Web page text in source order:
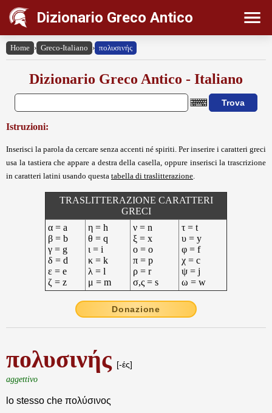
Dizionario Greco Antico
Home › Greco-Italiano › πολυσινής
Dizionario Greco Antico - Italiano
Istruzioni:
Inserisci la parola da cercare senza accenti né spiriti. Per inserire i caratteri greci
usa la tastiera che appare a destra della casella, oppure inserisci la trascrizione
in caratteri latini usando questa tabella di traslitterazione
TRASLITTERAZIONE CARATTERI
GRECI
α = a
β = b
γ = g
δ = d
ε = e
ζ = z
η = h
θ = q
ι = i
κ = k
λ = l
μ = m
ν = n
ξ = x
ο = o
π = p
ρ = r
σ,ς = s
τ = t
υ = y
φ = f
χ = c
ψ = j
ω = w
Donazione
πολυσινής [-ές]
aggettivo
lo stesso che πολύσινος